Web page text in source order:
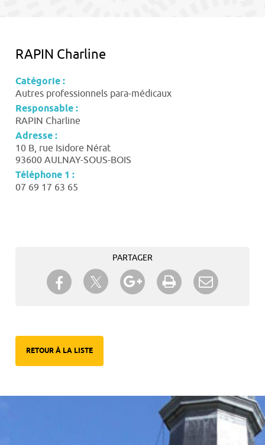
RAPIN Charline
Catégorie :
Autres professionnels para-médicaux
Responsable :
RAPIN Charline
Adresse :
10 B, rue Isidore Nérat
93600 AULNAY-SOUS-BOIS
Téléphone 1 :
07 69 17 63 65
PARTAGER
Partager sur Facebook
Partager sur TwitterPartager sur Google+
Imprimer
RETOUR À LA LISTE